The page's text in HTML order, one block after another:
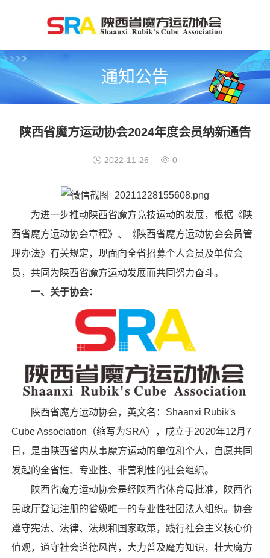
通知公告
陕西省魔方运动协会2024年度会员纳新通告
2022-11-26 0
为进一步推动陕西省魔方竞技运动的发展，根据《陕
西省魔方运动协会章程》、《陕西省魔方运动协会会员管
理办法》有关规定，现面向全省招募个人会员及单位会
员，共同为陕西省魔方运动发展而共同努力奋斗。
一、关于协会：
陕西省魔方运动协会，英文名：Shaanxi Rubik's
Cube Association（缩写为SRA），成立于2020年12月7
日，是由陕西省内从事魔方运动的单位和个人，自愿共同
发起的全省性、专业性、非营利性的社会组织。
陕西省魔方运动协会是经陕西省体育局批准，陕西省
民政厅登记注册的省级唯一的专业性社团法人组织。协会
遵守宪法、法律、法规和国家政策，践行社会主义核心价
值观，道守社会道德风尚，大力普及魔方知识，壮大魔方